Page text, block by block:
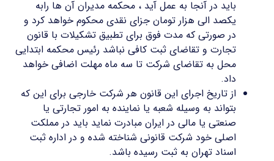
باید در آنجا به عمل آید ، محکمه مدیران آن ها رابه
یکصد الی هزار تومان جزای نقدی محکوم خواهد کرد و
در صورتی که مدت فوق برای تطبیق تشکیلات با قانون
تجارت و تقاضای ثبت کافی نباشد رئیس محکمه ابتدایی
محل به تقاضای شرکت تا سه ماه مهلت اضافی خواهد
داد.
از تاریخ اجرای این قانون هر شرکت خارجی برای این که
بتواند به وسیله شعبه یا نماینده به امور تجارتی یا
صنعتی یا مالی در ایران مبادرت نماید باید در مملکت
اصلی خود شرکت قانونی شناخته شده و در اداره ثبت
اسناد تهران به ثبت رسیده باشد.